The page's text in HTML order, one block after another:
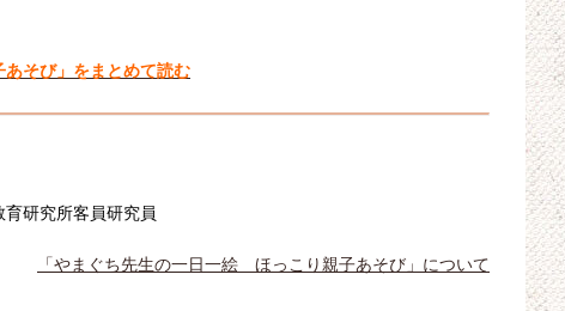
そび」をまとめて読む
研究所客員研究員
「やまぐち先生の一日一絵 ほっこり親子あそび」について